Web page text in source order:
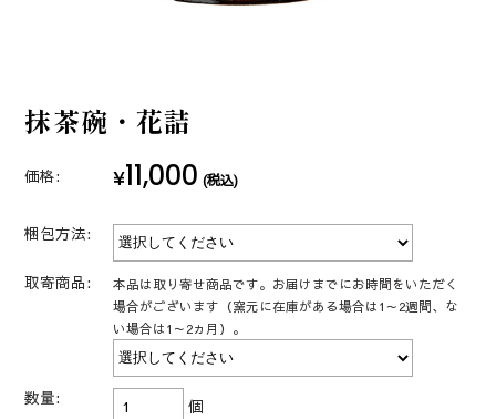
抹茶碗・花詰
価格: ¥11,000 (税込)
梱包方法:
取寄商品:
本品は取り寄せ商品です。お届けまでにお時間をいただく
場合がございます（窯元に在庫がある場合は1～2週間、な
い場合は1～2ヵ月）。
数量: 個